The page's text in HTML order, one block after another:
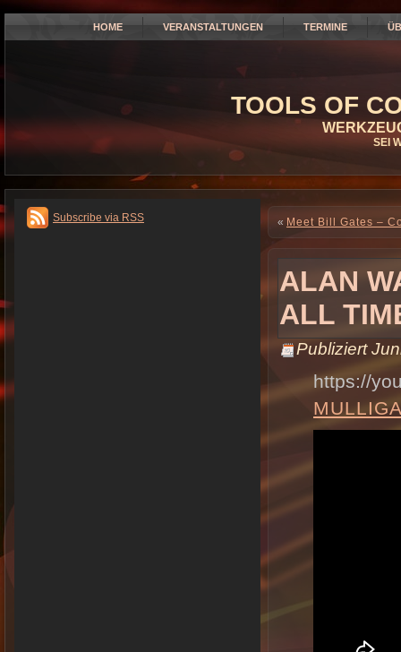
HOME VERANSTALTUNGEN TERMINE
TOOLS OF
SEI
Subscribe via RSS « Meet Bill Gates –
ALAN
ALL
Publiziert
https://